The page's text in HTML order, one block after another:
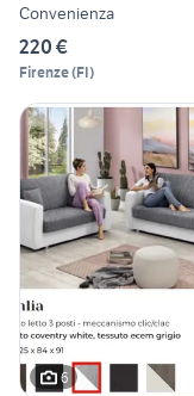
Convenienza
220 €
Firenze(FI)
6